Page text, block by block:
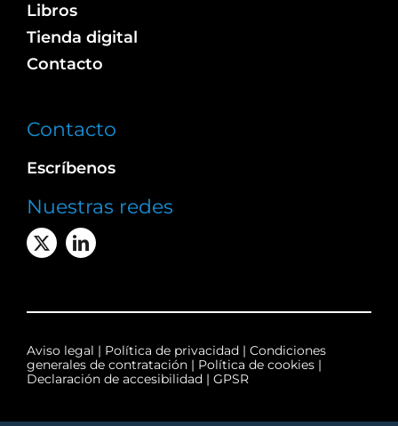
Libros
Tienda digital
Contacto
Contacto
Escríbenos
Nuestras redes
Aviso legal | Política de privacidad | Condiciones
generales de contratación| Política de cookies|
Declaración de accesibilidad | GPSR